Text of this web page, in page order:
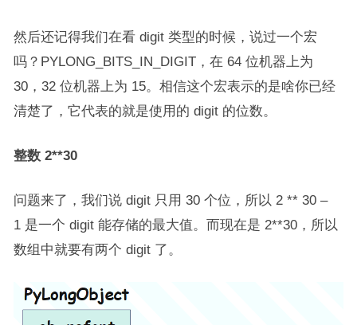
然后还记得我们在看 digit 类型的时候，说过一个宏
吗？PYLONG_BITS_IN_DIGIT，在 64 位机器上为
30，32 位机器上为 15。相信这个宏表示的是啥你已经
清楚了，它代表的就是使用的 digit 的位数。
整数 2**30
问题来了，我们说 digit 只用 30 个位，所以 2 ** 30 –
1 是一个 digit 能存储的最大值。而现在是 2**30，所以
数组中就要有两个 digit 了。